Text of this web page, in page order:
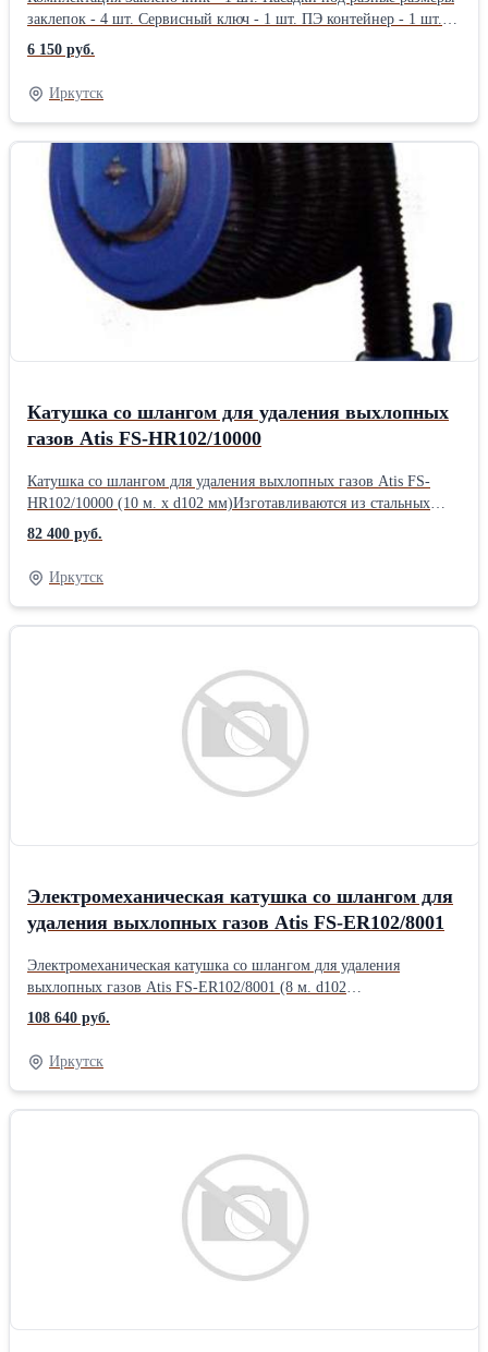
заклепок - 4 шт. Сервисный ключ - 1 шт. ПЭ контейнер - 1 шт.
Описание Алюминиевый корпус, хром-молибденовые рукоятки с
двухцветными накладками. Кожух для захватов выполнен из
хром-ванадиевой стали, а сами захваты из стали марки SCM435.
Оснащен ПЭ контейнером для сбора стержней, а также секцией
для хранения насадок и монтажного ключа. Размеры: 3.2 мм
(1/8"); 4.0 мм (5/32"); 4.8 мм (3/16"); 6.4 мм (1/4"). Общая длина:
325 мм.Производитель: JTC
6 150 руб.
Иркутск
Катушка со шлангом для удаления выхлопных
газов Atis FS-HR102/10000
Катушка со шлангом для удаления выхлопных газов Atis FS-
HR102/10000 (10 м. х d102 мм)Изготавливаются из стальных
листов с финишным покрытием из алюминиевого сплава.
Оснащаются механической пружиной возврата для сматывания
шланга. В комплект поставки входит: * Шланг из
термостойкого армированного эластомера (TPE); * Резиновое
газоприемное сопло с рукояткой; * Cтопор и салазки для
катушки, мм: 900 Длина шланга, м: 10 Максимальная
82 400 руб.
Иркутск
Электромеханическая катушка со шлангом для
удаления выхлопных газов Atis FS-ER102/8001
Электромеханическая катушка со шлангом для удаления
выхлопных газов Atis FS-ER102/8001 (8 м. d102
мм)Изготавливаются из стальных листов с финишным
покрытием из алюминиевого сплава. Оснащаются
электрическим механизмом возврата для сматывания шланга. В
комплект поставки входит: * Шланг из термостойкого
армированного эластомера (TPE); * Резиновое газоприемное
Диаметр сопла, мм: 120 Диаметр шланга, мм: 102 Длина
катушки, мм: 1155 Длина шланга, м: 8 Максимальная
108 640 руб.
Иркутск